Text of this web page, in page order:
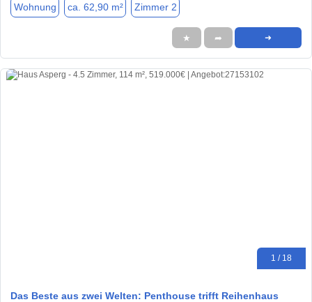
Wohnung ca. 62,90 m² Zimmer 2
★ ➦ ➜
1 / 18
Das Beste aus zwei Welten: Penthouse trifft Reihenhaus